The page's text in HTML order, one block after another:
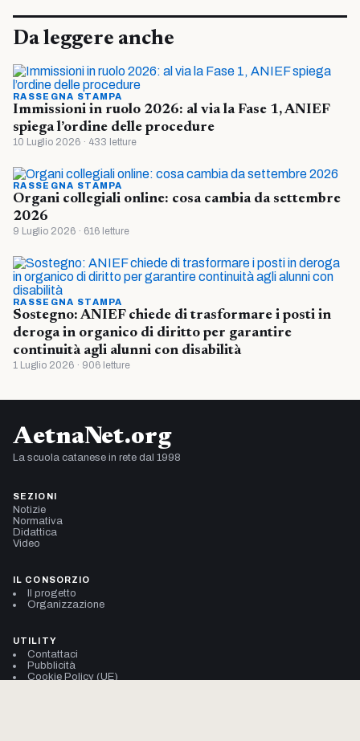
Da leggere anche
RASSEGNA STAMPA
Immissioni in ruolo 2026: al via la Fase 1, ANIEF
spiega l’ordine delle procedure
10 Luglio 2026 · 433 letture
RASSEGNA STAMPA
Organi collegiali online: cosa cambia da settembre
2026
9 Luglio 2026 · 616 letture
RASSEGNA STAMPA
Sostegno: ANIEF chiede di trasformare i posti in
deroga in organico di diritto per garantire
continuità agli alunni con disabilità
1 Luglio 2026 · 906 letture
AetnaNet.org
La scuola catanese in rete dal 1998
SEZIONI
Notizie
Normativa
Didattica
Video
IL CONSORZIO
Il progetto
Organizzazione
UTILITY
Contattaci
Pubblicità
Cookie Policy (UE)